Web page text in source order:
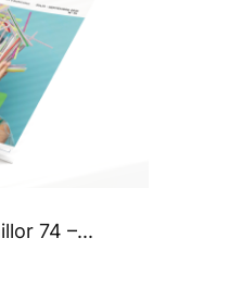
74 –...